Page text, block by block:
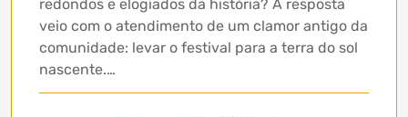
redondos e elogiados da história? A resposta
veio com o atendimento de um clamor antigo da
comunidade: levar o festival para a terra do sol
nascente.…